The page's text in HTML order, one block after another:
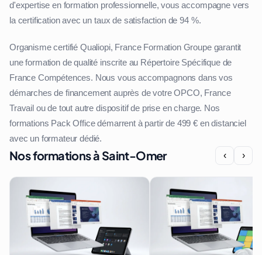
d'expertise en formation professionnelle, vous accompagne vers
la certification avec un taux de satisfaction de 94 %.
Organisme certifié Qualiopi, France Formation Groupe garantit
une formation de qualité inscrite au Répertoire Spécifique de
France Compétences. Nous vous accompagnons dans vos
démarches de financement auprès de votre OPCO, France
Travail ou de tout autre dispositif de prise en charge. Nos
formations Pack Office démarrent à partir de 499 € en distanciel
avec un formateur dédié.
Nos formations à Saint-Omer ‹ ›